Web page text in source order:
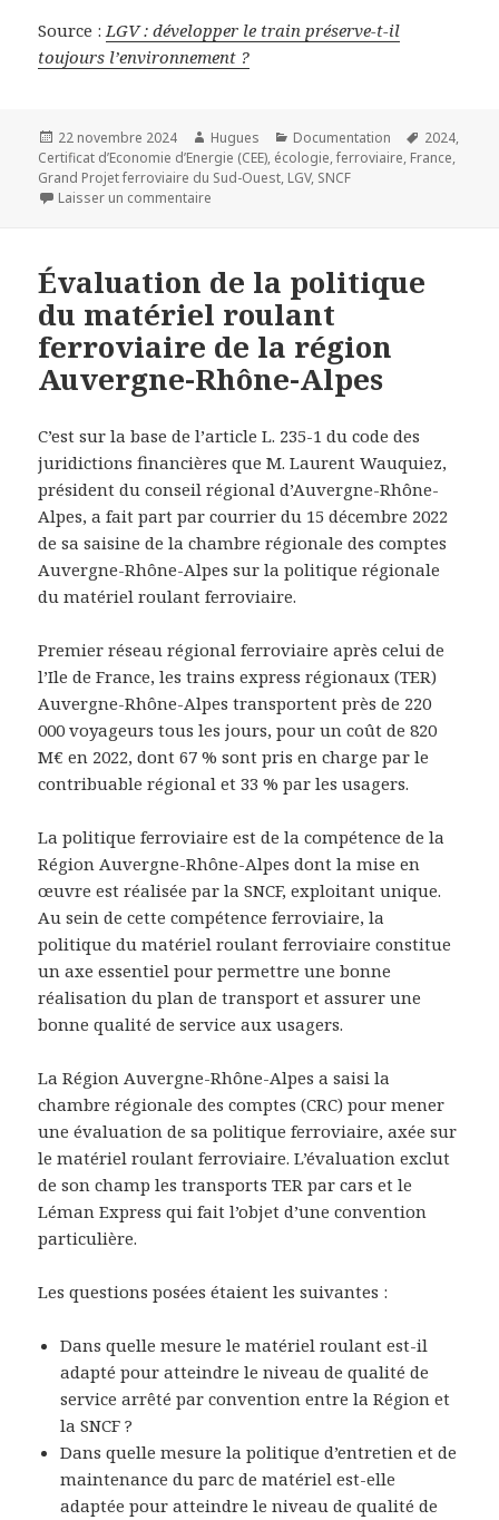
Source :LGV : développer le train préserve-t-il
toujours l’environnement ?
Publié
le
22 novembre 2024 Auteur
Hugues Catégories
Documentation
Mots-
clés
2024,
Certificat d’Economie d’Energie (CEE), écologie,ferroviaire, France,
Grand Projet ferroviaire du Sud-Ouest, LGV, SNCF
Laisser un commentaire
Évaluation de la politique
du matériel roulant
ferroviaire de la région
Auvergne-Rhône-Alpes
C’est sur la base de l’article L. 235-1 du code des
juridictions financières que M. Laurent Wauquiez,
président du conseil régional d’Auvergne-Rhône-
Alpes, a fait part par courrier du 15 décembre 2022
de sa saisine de la chambre régionale des comptes
Auvergne-Rhône-Alpes sur la politique régionale
du matériel roulant ferroviaire.
Premier réseau régional ferroviaire après celui de
l’Ile de France, les trains express régionaux (TER)
Auvergne-Rhône-Alpes transportent près de 220
000 voyageurs tous les jours, pour un coût de 820
M€ en 2022, dont 67 % sont pris en charge par le
contribuable régional et 33 % par les usagers.
La politique ferroviaire est de la compétence de la
Région Auvergne-Rhône-Alpes dont la mise en
œuvre est réalisée par la SNCF, exploitant unique.
Au sein de cette compétence ferroviaire, la
politique du matériel roulant ferroviaire constitue
un axe essentiel pour permettre une bonne
réalisation du plan de transport et assurer une
bonne qualité de service aux usagers.
La Région Auvergne-Rhône-Alpes a saisi la
chambre régionale des comptes (CRC) pour mener
une évaluation de sa politique ferroviaire, axée sur
le matériel roulant ferroviaire. L’évaluation exclut
de son champ les transports TER par cars et le
Léman Express qui fait l’objet d’une convention
particulière.
Les questions posées étaient les suivantes :
Dans quelle mesure le matériel roulant est-il
adapté pour atteindre le niveau de qualité de
service arrêté par convention entre la Région et
la SNCF ?
Dans quelle mesure la politique d’entretien et de
maintenance du parc de matériel est-elle
adaptée pour atteindre le niveau de qualité de